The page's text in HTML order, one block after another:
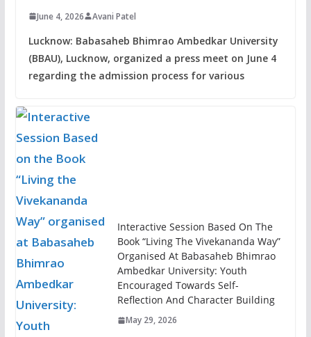
June 4, 2026 Avani Patel
Lucknow: Babasaheb Bhimrao Ambedkar University
(BBAU), Lucknow, organized a press meet on June 4
regarding the admission process for various
Interactive Session Based On The
Book “Living The Vivekananda Way”
Organised At Babasaheb Bhimrao
Ambedkar University: Youth
Encouraged Towards Self-
Reflection And Character Building
May 29, 2026